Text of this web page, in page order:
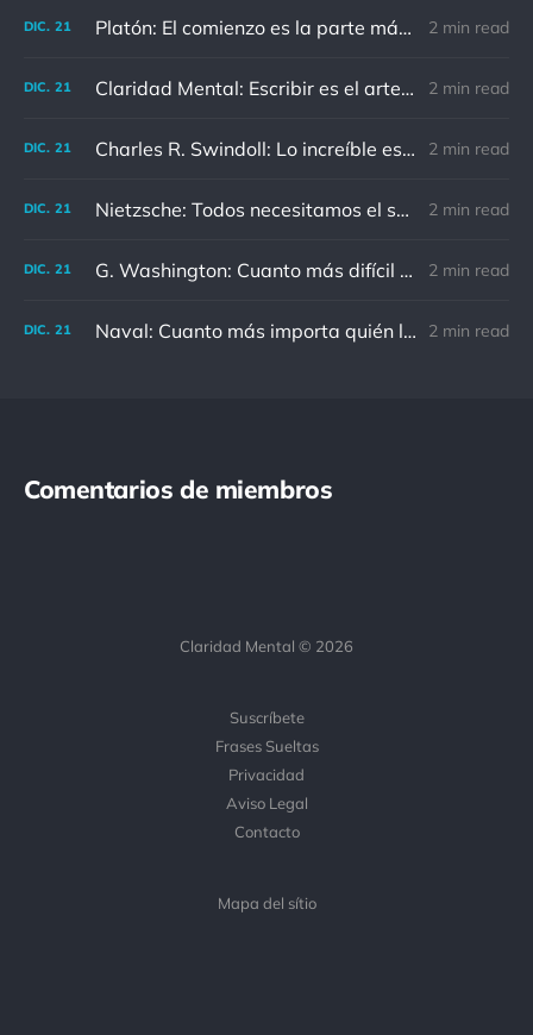
DIC. 21 Platón: El comienzo es la parte más importante del trabajo 2 min read
DIC. 21 Claridad Mental: Escribir es el arte de calmar y despejar la mente. 2 min read
DIC. 21 Charles R. Swindoll: Lo increíble es que cada día podemos elegir la actitud que adoptaremos. 2 min read
DIC. 21 Nietzsche: Todos necesitamos el sentido de culpa, pero nadie necesita sentirse culpable. 2 min read
DIC. 21 G. Washington: Cuanto más difícil es el conflicto, mayor es el triunfo. 2 min read
DIC. 21 Naval: Cuanto más importa quién lo ha dicho, menos importa en realidad 2 min read
Comentarios de miembros
Claridad Mental © 2026
Suscríbete
Frases Sueltas
Privacidad
Aviso Legal
Contacto
Mapa del sítio